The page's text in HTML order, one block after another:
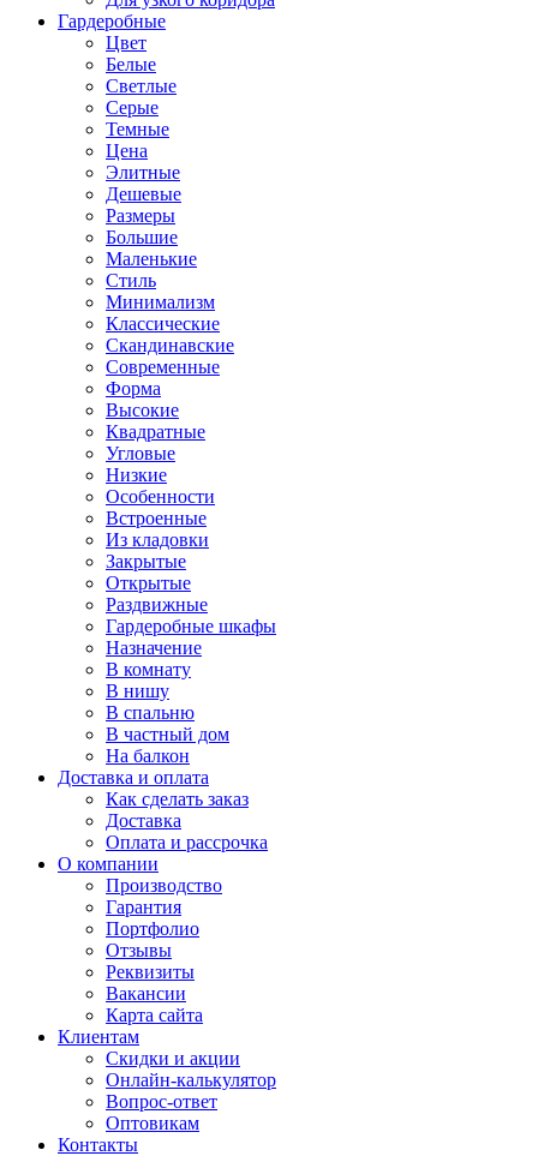
Гардеробные
Цвет
Белые
Светлые
Серые
Темные
Цена
Элитные
Дешевые
Размеры
Большие
Маленькие
Стиль
Минимализм
Классические
Скандинавские
Современные
Форма
Высокие
Квадратные
Угловые
Низкие
Особенности
Встроенные
Из кладовки
Закрытые
Открытые
Раздвижные
Гардеробные шкафы
Назначение
В комнату
В нишу
В спальню
В частный дом
На балкон
Доставка и оплата
Как сделать заказ
Доставка
Оплата и рассрочка
О компании
Производство
Гарантия
Портфолио
Отзывы
Реквизиты
Вакансии
Карта сайта
Клиентам
Скидки и акции
Онлайн-калькулятор
Вопрос-ответ
Оптовикам
Контакты